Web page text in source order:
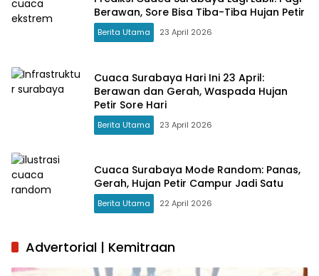
Berawan, Sore Bisa Tiba-Tiba Hujan Petir
Berita Utama 23 April 2026
Cuaca Surabaya Hari Ini 23 April:
Berawan dan Gerah, Waspada Hujan
Petir Sore Hari
Berita Utama 23 April 2026
Cuaca Surabaya Mode Random: Panas,
Gerah, Hujan Petir Campur Jadi Satu
Berita Utama 22 April 2026
Advertorial | Kemitraan